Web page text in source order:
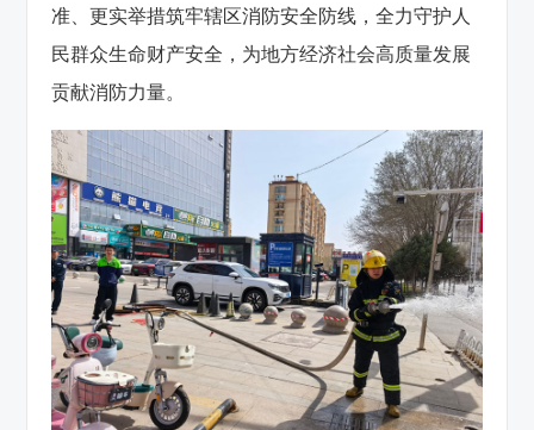
准、更实举措筑牢辖区消防安全防线，全力守护人
民群众生命财产安全，为地方经济社会高质量发展
贡献消防力量。